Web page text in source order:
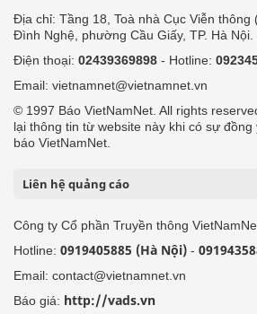
Địa chỉ: Tầng 18, Toà nhà Cục Viễn thông
Đình Nghệ, phường Cầu Giấy, TP. Hà Nội.
Điện thoại: 02439369898 - Hotline:
Email: vietnamnet@vietnamnet.vn
© 1997 Báo VietNamNet. All rights
lại thông tin từ website này khi có sự đồng
báo VietNamNet.
Liên hệ quảng cáo
Công ty Cổ phần Truyền thông
Hotline: 0919405885 (Hà Nội) -
Email: contact@vietnamnet.vn
Báo giá: http://vads.vn